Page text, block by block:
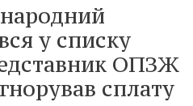
у списку
ОПЗЖ
сплату